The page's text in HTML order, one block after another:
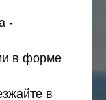
-
в форме
в